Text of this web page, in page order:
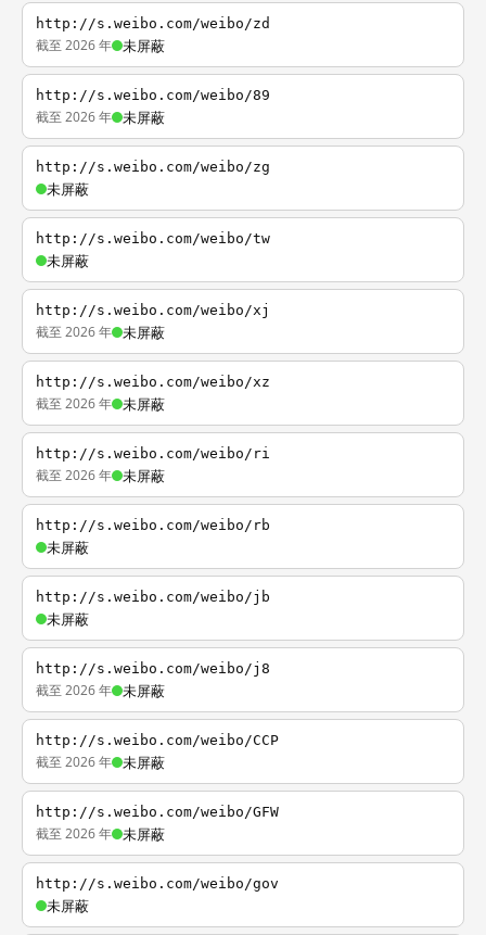
http://s.weibo.com/weibo/zd
截至 2026 年 未屏蔽
http://s.weibo.com/weibo/89
截至 2026 年 未屏蔽
http://s.weibo.com/weibo/zg
未屏蔽
http://s.weibo.com/weibo/tw
未屏蔽
http://s.weibo.com/weibo/xj
截至 2026 年 未屏蔽
http://s.weibo.com/weibo/xz
截至 2026 年 未屏蔽
http://s.weibo.com/weibo/ri
截至 2026 年 未屏蔽
http://s.weibo.com/weibo/rb
未屏蔽
http://s.weibo.com/weibo/jb
未屏蔽
http://s.weibo.com/weibo/j8
截至 2026 年 未屏蔽
http://s.weibo.com/weibo/CCP
截至 2026 年 未屏蔽
http://s.weibo.com/weibo/GFW
截至 2026 年 未屏蔽
http://s.weibo.com/weibo/gov
未屏蔽